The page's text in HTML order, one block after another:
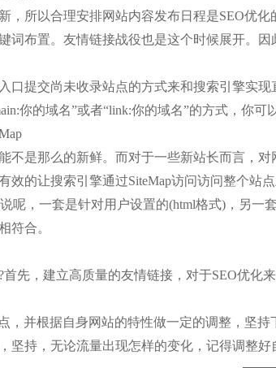
所以合理安排网站内容发布日程是SEO优
词布置。友情链接战役也是这个时候展开。
提交尚未收录站点的方式来和搜索引擎实
你的域名”或者“link:你的域名”的方式，你
是那么的新鲜。而对于一些新站长而言，
效的让搜索引擎通过SiteMap访问访问整个站
呢，一套是针对用户设置的(html格式)，另
符合。
先，建立高质量的友情链接，对于SEO优化
，并根据自身网站的特性做一定的调整，坚
坚持，无论流量出现怎样的变化，记得调整